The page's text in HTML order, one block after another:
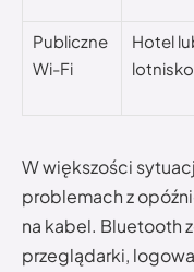
Publiczne
Wi-Fi
Hotel
lotnisko
W większości
problemach z
na kabel. Bluetooth
przeglądarki,